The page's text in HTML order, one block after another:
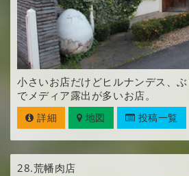
小さいお店だけどヒルナンデス、
でメディア露出が多いお店。
詳細 地図 投稿一覧
28.荒幡肉店